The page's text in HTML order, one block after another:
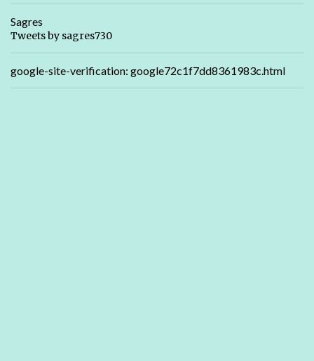
Sagres
Tweets by sagres730
google-site-verification: google72c1f7dd8361983c.html